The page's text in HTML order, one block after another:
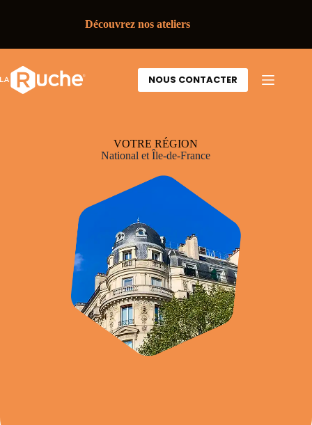
Découvrez nos ateliers
NOUS CONTACTER
VOTRE RÉGION
National et Île-de-France